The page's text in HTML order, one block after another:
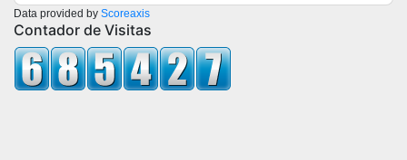
Data provided by Scoreaxis
Contador de Visitas